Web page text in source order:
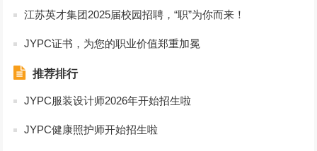
江苏英才集团2025届校园招聘，“职”为你而来！
JYPC证书，为您的职业价值郑重加冕
推荐排行
JYPC服装设计师2026年开始招生啦
JYPC健康照护师开始招生啦